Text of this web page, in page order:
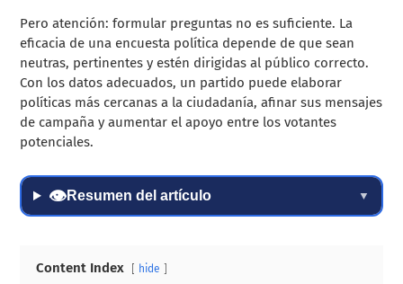
Pero atención: formular preguntas no es suficiente. La
eficacia de una encuesta política depende de que sean
neutras, pertinentes y estén dirigidas al público correcto.
Con los datos adecuados, un partido puede elaborar
políticas más cercanas a la ciudadanía, afinar sus mensajes
de campaña y aumentar el apoyo entre los votantes
potenciales.
👁Resumen del artículo ▼
Content Index hide